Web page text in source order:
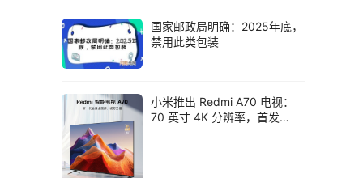
国家邮政局明确：2025年底，
禁用此类包装
小米推出 Redmi A70 电视：
70 英寸 4K 分辨率，首发